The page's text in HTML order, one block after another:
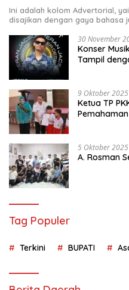
Ini adalah kolom Advertorial,
disajikan dengan gaya bahasa
30 November
Konser
Tampil
9 Oktober 2025
Ketua TP
5 Oktober 2025
A. Rosman
Tag Populer
Terkini BUPATI